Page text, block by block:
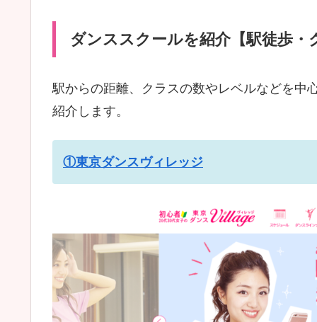
ダンススクールを紹介【駅徒歩・
駅からの距離、クラスの数やレベルなどを中
紹介します。
①東京ダンスヴィレッジ